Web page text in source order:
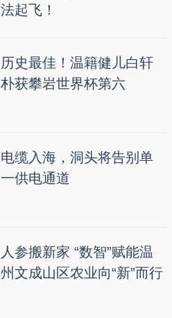
法起飞！
历史最佳！温籍健儿白轩
朴获攀岩世界杯第六
电缆入海，洞头将告别单
一供电通道
人参搬新家 “数智”赋能温
州文成山区农业向“新”而行